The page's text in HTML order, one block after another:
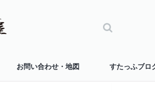
お問い合わせ・地図 すたっふブロ